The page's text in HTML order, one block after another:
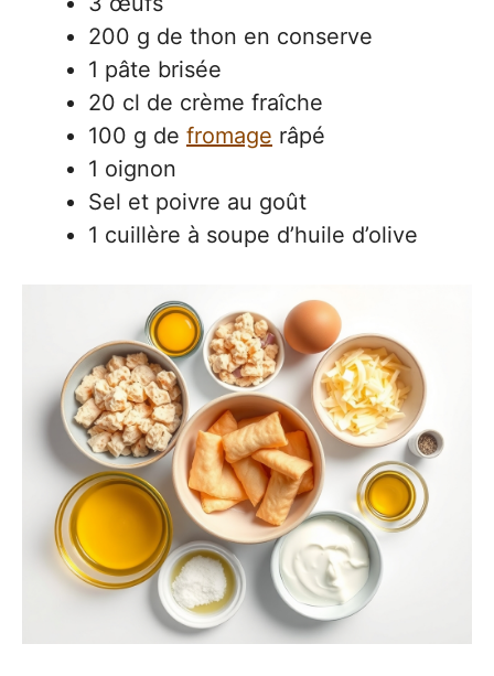
200 g de thon en conserve
1 pâte brisée
20 cl de crème fraîche
100 g de fromage râpé
1 oignon
Sel et poivre au goût
1 cuillère à soupe d’huile d’olive